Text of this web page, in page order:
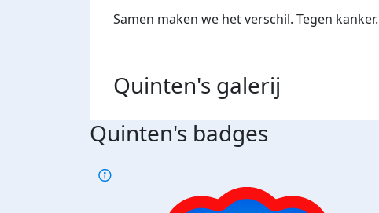
Samen maken we het verschil. Tegen
Quinten's galerij
Quinten's badges